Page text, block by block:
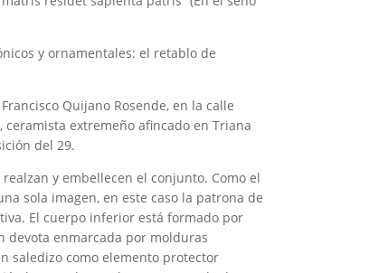
y ornamentales: el retablo de
Quijano Rosende, en la calle
ceramista extremeño afincado en Triana
del 29.
y embellecen el conjunto. Como el
sola imagen, en este caso la patrona de
El cuerpo inferior está formado por
devota enmarcada por molduras
saledizo como elemento protector